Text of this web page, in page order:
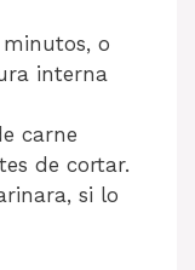
o
interna
carne
de cortar.
si lo